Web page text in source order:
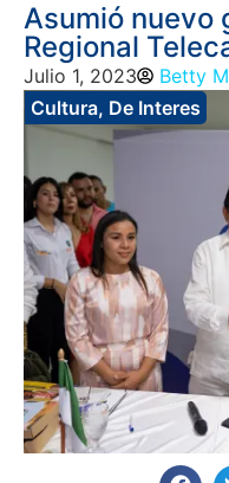
Asumió nuevo
Regional
Julio 1, 2023
Betty
Cultura, De Interes